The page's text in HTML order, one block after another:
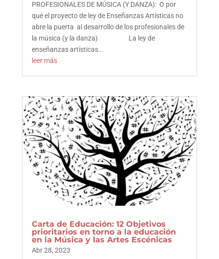
PROFESIONALES DE MÚSICA (Y DANZA): O por
qué el proyecto de ley de Enseñanzas Artísticas no
abre la puerta al desarrollo de los profesionales de
la música (y la danza) La ley de
enseñanzas artísticas...
leer más
Carta de Educación: 12 Objetivos
prioritarios en torno a la educación
en la Música y las Artes Escénicas
Abr 28, 2023